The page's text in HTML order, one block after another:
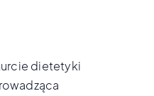
dietetyki